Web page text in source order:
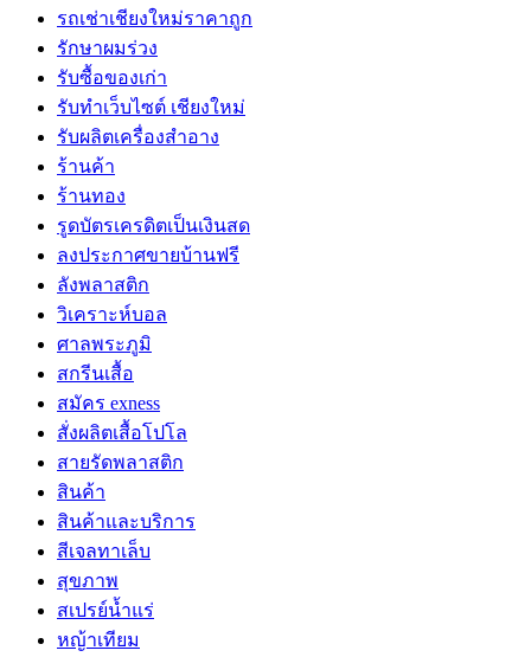
รถเช่าเชียงใหม่ราคาถูก
รักษาผมร่วง
รับซื้อของเก่า
รับทำเว็บไซต์ เชียงใหม่
รับผลิตเครื่องสำอาง
ร้านค้า
ร้านทอง
รูดบัตรเครดิตเป็นเงินสด
ลงประกาศขายบ้านฟรี
ลังพลาสติก
วิเคราะห์บอล
ศาลพระภูมิ
สกรีนเสื้อ
สมัคร exness
สั่งผลิตเสื้อโปโล
สายรัดพลาสติก
สินค้า
สินค้าและบริการ
สีเจลทาเล็บ
สุขภาพ
สเปรย์น้ำแร่
หญ้าเทียม